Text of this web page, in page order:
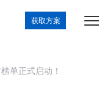
获取方案
单正式启动！